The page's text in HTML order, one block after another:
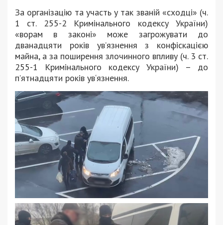
За організацію та участь у так званій «сходці» (ч.
1 ст. 255-2 Кримінального кодексу України)
«ворам в законі» може загрожувати до
дванадцяти років ув’язнення з конфіскацією
майна, а за поширення злочинного впливу (ч. 3 ст.
255-1 Кримінального кодексу України) – до
п’ятнадцяти років ув‘язнення.